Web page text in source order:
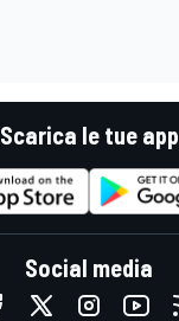
Scarica le tue app
Social media